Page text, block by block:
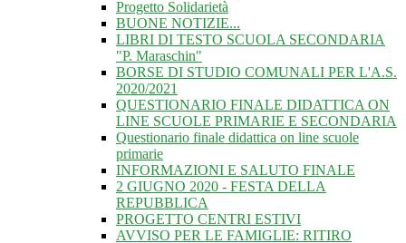
Progetto Solidarietà
BUONE NOTIZIE...
LIBRI DI TESTO SCUOLA SECONDARIA
"P. Maraschin"
BORSE DI STUDIO COMUNALI PER L'A.S.
2020/2021
QUESTIONARIO FINALE DIDATTICA ON
LINE SCUOLE PRIMARIE E SECONDARIA
Questionario finale didattica on line scuole
primarie
INFORMAZIONI E SALUTO FINALE
2 GIUGNO 2020 - FESTA DELLA
REPUBBLICA
PROGETTO CENTRI ESTIVI
AVVISO PER LE FAMIGLIE: RITIRO